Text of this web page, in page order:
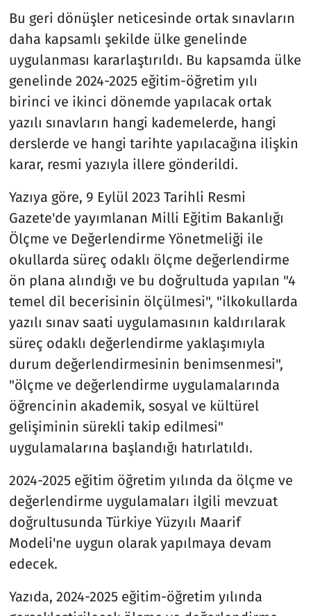
Bu geri dönüşler neticesinde ortak sınavların
daha kapsamlı şekilde ülke genelinde
uygulanması kararlaştırıldı. Bu kapsamda ülke
genelinde 2024-2025 eğitim-öğretim yılı
birinci ve ikinci dönemde yapılacak ortak
yazılı sınavların hangi kademelerde, hangi
derslerde ve hangi tarihte yapılacağına ilişkin
karar, resmi yazıyla illere gönderildi.
Yazıya göre, 9 Eylül 2023 Tarihli Resmi
Gazete'de yayımlanan Milli Eğitim Bakanlığı
Ölçme ve Değerlendirme Yönetmeliği ile
okullarda süreç odaklı ölçme değerlendirme
ön plana alındığı ve bu doğrultuda yapılan "4
temel dil becerisinin ölçülmesi", "ilkokullarda
yazılı sınav saati uygulamasının kaldırılarak
süreç odaklı değerlendirme yaklaşımıyla
durum değerlendirmesinin benimsenmesi",
"ölçme ve değerlendirme uygulamalarında
öğrencinin akademik, sosyal ve kültürel
gelişiminin sürekli takip edilmesi"
uygulamalarına başlandığı hatırlatıldı.
2024-2025 eğitim öğretim yılında da ölçme ve
değerlendirme uygulamaları ilgili mevzuat
doğrultusunda Türkiye Yüzyılı Maarif
Modeli'ne uygun olarak yapılmaya devam
edecek.
Yazıda, 2024-2025 eğitim-öğretim yılında